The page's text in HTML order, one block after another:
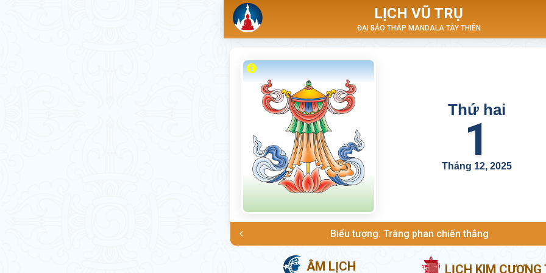
LỊCH VŨ TRỤ
ĐẠI BẢO THÁP MANDALA TÂY THIÊN
Thứ hai
1
Tháng 12, 2025
Biểu tượng: Tràng phan chiến thắng
ÂM LỊCH LỊCH KIM CƯƠNG